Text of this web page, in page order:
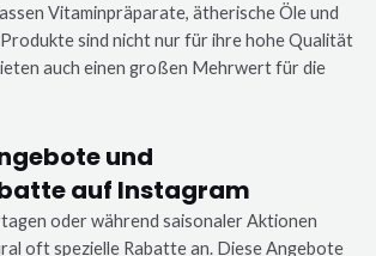
Vitaminpräparate, ätherische Öle und
sind nicht nur für ihre hohe Qualität
auch einen großen Mehrwert für die
und
auf Instagram
oder während saisonaler Aktionen
oft spezielle Rabatte an. Diese Angebote